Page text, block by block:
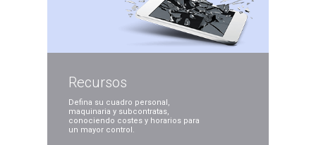
Recursos
Defina su cuadro personal,
maquinaria y subcontratas,
conociendo costes y horarios para
un mayor control.